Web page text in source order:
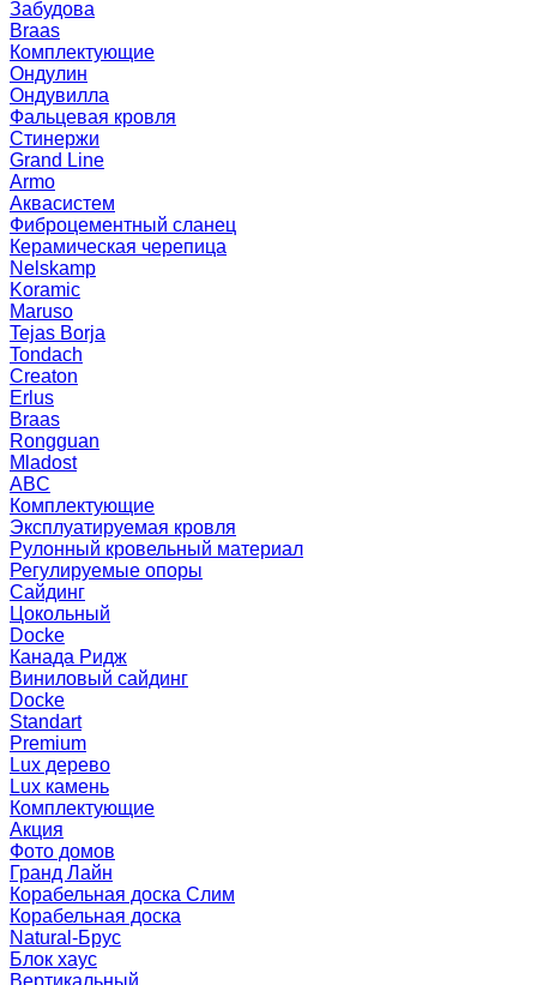
Забудова
Braas
Комплектующие
Ондулин
Ондувилла
Фальцевая кровля
Стинержи
Grand Line
Armo
Аквасистем
Фиброцементный сланец
Керамическая черепица
Nelskamp
Koramic
Maruso
Tejas Borja
Tondach
Creaton
Erlus
Braas
Rongguan
Mladost
ABC
Комплектующие
Эксплуатируемая кровля
Рулонный кровельный материал
Регулируемые опоры
Сайдинг
Цокольный
Docke
Канада Ридж
Виниловый сайдинг
Docke
Standart
Premium
Lux дерево
Lux камень
Комплектующие
Акция
Фото домов
Гранд Лайн
Корабельная доска Слим
Корабельная доска
Natural-Брус
Блок хаус
Вертикальный